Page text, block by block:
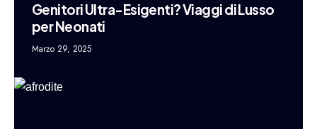
Genitori Ultra-Esigenti? Viaggi di Lusso
per Neonati
Marzo 29, 2025